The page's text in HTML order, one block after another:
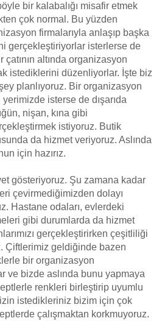
bir kalabalığı misafir etmek
çok normal. Bu yüzden
firmalarıyla anlaşıp başka
gerçekleştiriyorlar isterlerse de
altında organizasyon
istediklerini düzenliyorlar. İşte biz
planlıyoruz. Bir organizasyon
isterse de dışarıda
nişan, kına gibi
istiyoruz. Butik
da hizmet veriyoruz. Aslında
için hazırız.
gösteriyoruz. Şu zamana kadar
çevirmediğimizden dolayı
Hastane odaları, evlerdeki
gibi durumlarda da hizmet
gerçekleştirirken çeşitliliği
Çiftlerimiz geldiğinde bazen
bir organizasyon
ve bizde aslında bunu yapmaya
renkleri birleştirip uyumlu
istedikleriniz bizim için çok
çalışmaktan korkmuyoruz.